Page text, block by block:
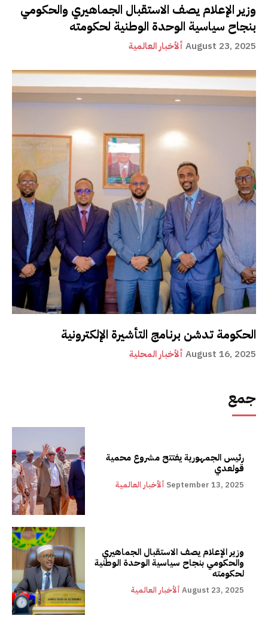
وزير الإعلام يصف الاستقبال الجماهيري والحكومي
بنجاح سياسية الوحدة الوطنية لحكومته
ألأخبار العالمية August 23, 2025
الحكومة تدشن برنامج التأشيرة الإلكترونية
ألأخبار المحلية August 16, 2025
جمع
رئيس الجمهورية يفتتح مشروع محمية
قولعدي
ألأخبار العالمية September 13, 2025
وزير الإعلام يصف الاستقبال الجماهيري
والحكومي بنجاح سياسية الوحدة الوطنية
لحكومته
ألأخبار العالمية August 23, 2025